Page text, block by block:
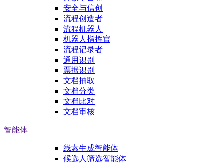
安全与信创
流程创造者
流程机器人
机器人指挥官
流程记录者
通用识别
票据识别
文档抽取
文档分类
文档比对
文档审核
智能体
线索生成智能体
候选人筛选智能体